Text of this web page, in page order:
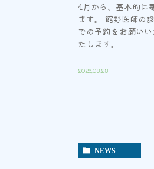
4月から、基本的に
ます。 館野医師の
での予約をお願い
たします。
2026.03.23
NEWS